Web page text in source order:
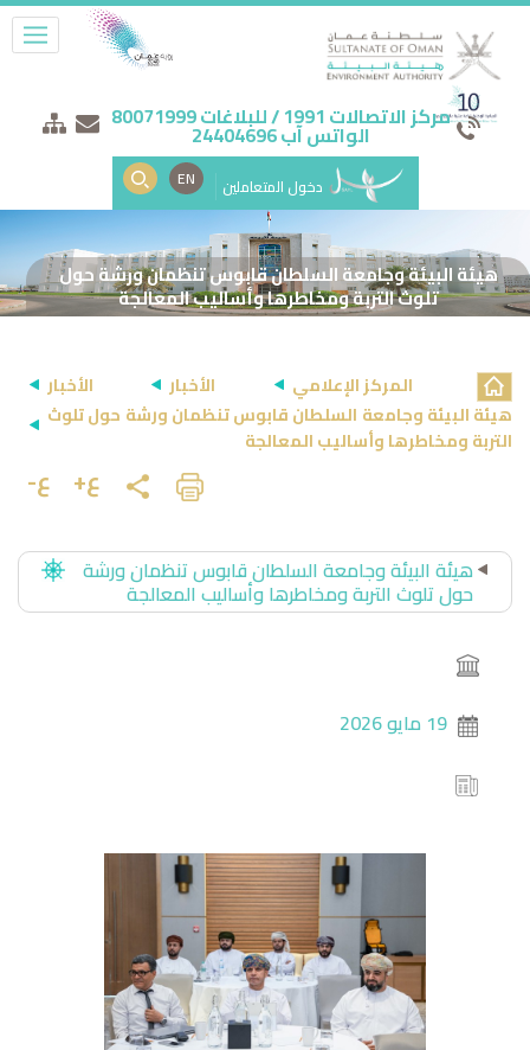
مركز الاتصالات 1991 / للبلاغات 80071999
الواتس آب 24404696
دخول المتعاملين EN
هيئة البيئة وجامعة السلطان قابوس تنظمان ورشة حول
تلوث التربة ومخاطرها وأساليب المعالجة
المركز الإعلامي الأخبار
الأخبار
هيئة البيئة وجامعة السلطان قابوس تنظمان ورشة حول تلوث
التربة ومخاطرها وأساليب المعالجة
ع+ ع-
هيئة البيئة وجامعة السلطان قابوس تنظمان ورشة
حول تلوث التربة ومخاطرها وأساليب المعالجة
19 مايو 2026